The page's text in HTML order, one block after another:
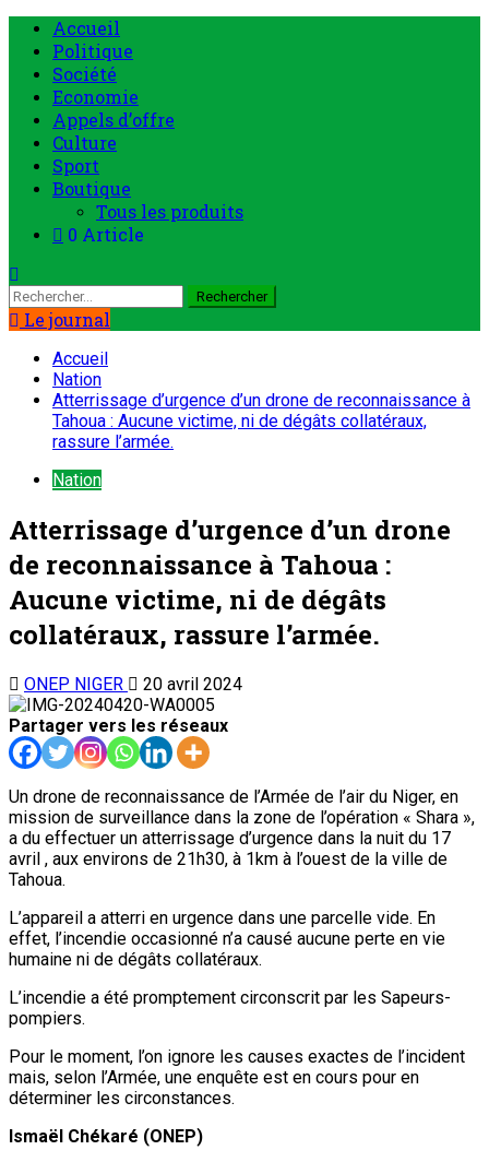
Accueil
Politique
Société
Economie
Appels d’offre
Culture
Sport
Boutique
Tous les produits
0 Article
Le journal
Accueil
Nation
Atterrissage d’urgence d’un drone de reconnaissance à
Tahoua : Aucune victime, ni de dégâts collatéraux,
rassure l’armée.
Nation
Atterrissage d’urgence d’un drone
de reconnaissance à Tahoua :
Aucune victime, ni de dégâts
collatéraux, rassure l’armée.
ONEP NIGER
20 avril 2024
Partager vers les réseaux
Un drone de reconnaissance de l’Armée de l’air du Niger, en
mission de surveillance dans la zone de l’opération « Shara »,
a du effectuer un atterrissage d’urgence dans la nuit du 17
avril , aux environs de 21h30, à 1km à l’ouest de la ville de
Tahoua.
L’appareil a atterri en urgence dans une parcelle vide. En
effet, l’incendie occasionné n’a causé aucune perte en vie
humaine ni de dégâts collatéraux.
L’incendie a été promptement circonscrit par les Sapeurs-
pompiers.
Pour le moment, l’on ignore les causes exactes de l’incident
mais, selon l’Armée, une enquête est en cours pour en
déterminer les circonstances.
Ismaël Chékaré (ONEP)